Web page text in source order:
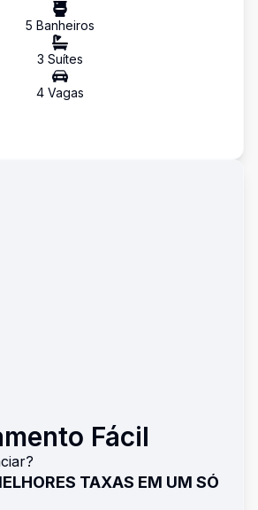
5 Banheiros
3 Suítes
4 Vagas
Fácil
TAXAS EM UM SÓ